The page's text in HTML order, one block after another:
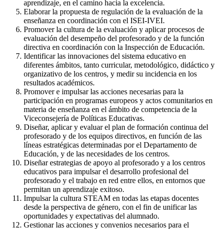
aprendizaje, en el camino hacia la excelencia.
Elaborar la propuesta de regulación de la evaluación de la
enseñanza en coordinación con el ISEI-IVEI.
Promover la cultura de la evaluación y aplicar procesos de
evaluación del desempeño del profesorado y de la función
directiva en coordinación con la Inspección de Educación.
Identificar las innovaciones del sistema educativo en
diferentes ámbitos, tanto curricular, metodológico, didáctico y
organizativo de los centros, y medir su incidencia en los
resultados académicos.
Promover e impulsar las acciones necesarias para la
participación en programas europeos y actos comunitarios en
materia de enseñanza en el ámbito de competencia de la
Viceconsejería de Políticas Educativas.
Diseñar, aplicar y evaluar el plan de formación continua del
profesorado y de los equipos directivos, en función de las
líneas estratégicas determinadas por el Departamento de
Educación, y de las necesidades de los centros.
Diseñar estrategias de apoyo al profesorado y a los centros
educativos para impulsar el desarrollo profesional del
profesorado y el trabajo en red entre ellos, en entornos que
permitan un aprendizaje exitoso.
Impulsar la cultura STEAM en todas las etapas docentes
desde la perspectiva de género, con el fin de unificar las
oportunidades y expectativas del alumnado.
Gestionar las acciones y convenios necesarios para el